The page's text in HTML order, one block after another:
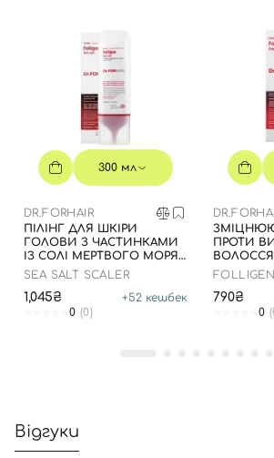
300 мл
DR.FORHAIR
ПІЛІНГ ДЛЯ ШКІРИ
ГОЛОВИ З ЧАСТИНКАМИ
ІЗ СОЛІ МЕРТВОГО МОРЯ,
300 МЛ
SEA SALT SCALER
1,045₴ +52 кешбек
0 (0)
ПРОТИ
790₴
0
Відгуки